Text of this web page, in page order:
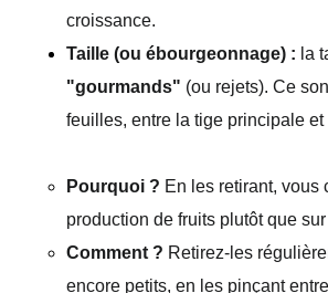
croissance.
Taille (ou ébourgeonnage) :
"gourmands" (ou rejets). Ce
feuilles, entre la tige principale et
Pourquoi ? En les retirant, vous
production de fruits plutôt que
Comment ? Retirez-les
encore petits, en les pinçant